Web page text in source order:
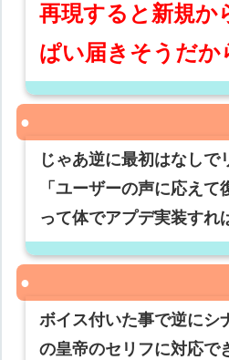
再現すると新規か
ぱい届きそうだか
じゃあ逆に最初はなしで
「ユーザーの声に応えて
って体でアプデ実装すれ
ボイス付いた事で逆にシ
の皇帝のセリフに対応で